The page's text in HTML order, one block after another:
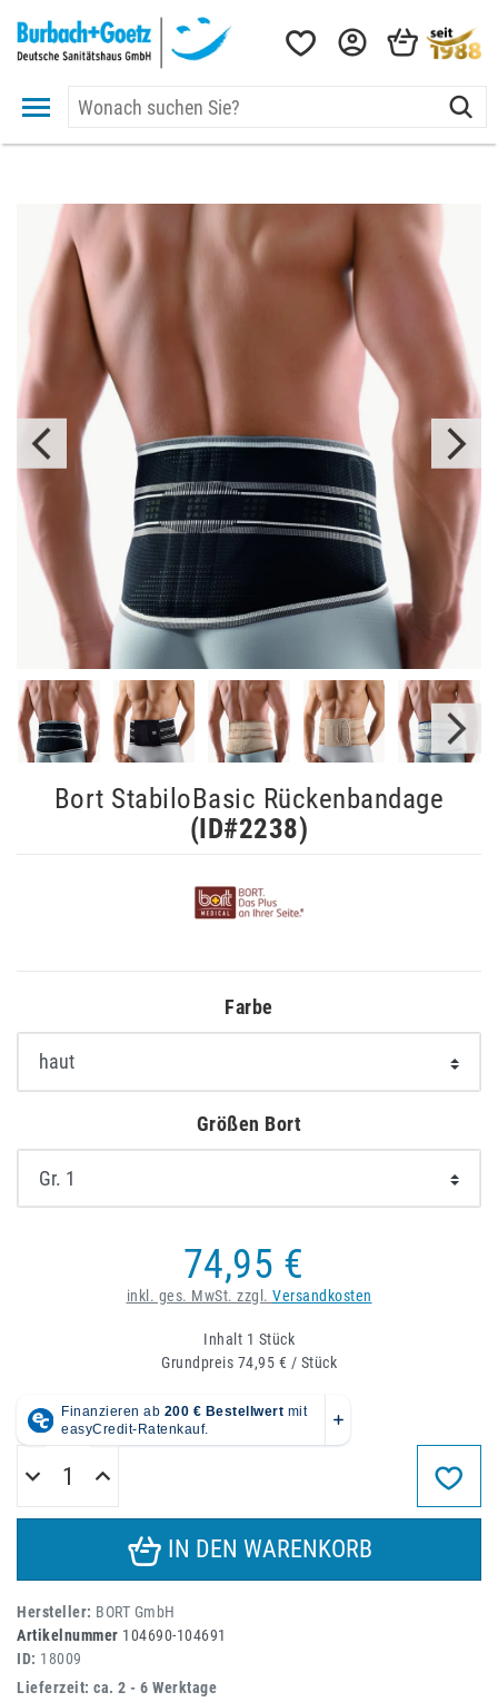
Bort StabiloBasic Rückenbandage
(ID#2238)
Farbe
Größen Bort
74,95 €
inkl. ges. MwSt. zzgl. Versandkosten
Inhalt 1 Stück
Grundpreis 74,95 € / Stück
IN DEN WARENKORB
Hersteller: BORT GmbH
Artikelnummer 104690-104691
ID: 18009
Lieferzeit: ca. 2 - 6 Werktage